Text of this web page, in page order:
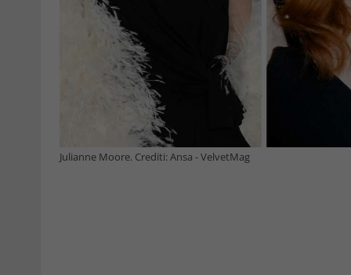
Julianne Moore. Crediti: Ansa - VelvetMag